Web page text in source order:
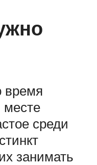
время
месте
среди
занимать